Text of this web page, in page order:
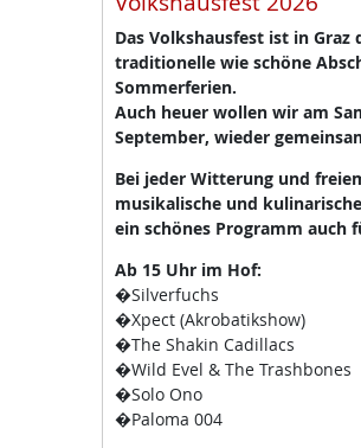
Das Volkshausfest ist in Graz
traditionelle wie schöne
Sommerferien.
Auch heuer wollen wir am
September, wieder
Bei jeder Witterung und
musikalische und
ein schönes Programm auch
Ab 15 Uhr im Hof:
�Silverfuchs
�Xpect (Akrobatikshow)
�The Shakin Cadillacs
�Wild Evel & The Trashbones
�Solo Ono
�Paloma 004